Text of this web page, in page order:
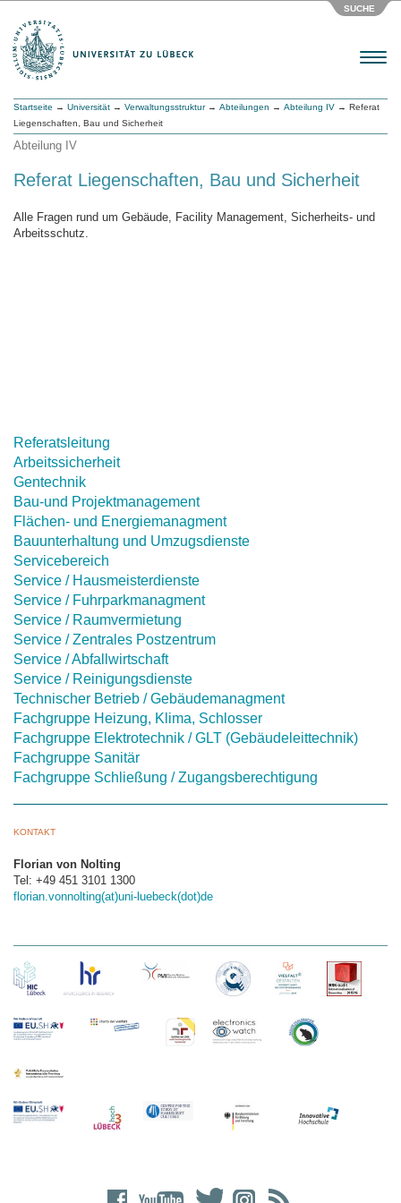
SUCHE
Menu
Startseite → Universität → Verwaltungsstruktur→ Abteilungen → Abteilung IV → Referat
Liegenschaften, Bau und Sicherheit
Abteilung IV
Referat Liegenschaften, Bau und Sicherheit
Alle Fragen rund um Gebäude, Facility Management, Sicherheits- und
Arbeitsschutz.
Referatsleitung
Arbeitssicherheit
Gentechnik
Bau-und Projektmanagement
Flächen- und Energiemanagment
Bauunterhaltung und Umzugsdienste
Servicebereich
Service / Hausmeisterdienste
Service / Fuhrparkmanagment
Service / Raumvermietung
Service / Zentrales Postzentrum
Service / Abfallwirtschaft
Service / Reinigungsdienste
Technischer Betrieb / Gebäudemanagment
Fachgruppe Heizung, Klima, Schlosser
Fachgruppe Elektrotechnik / GLT (Gebäudeleittechnik)
Fachgruppe Sanitär
Fachgruppe Schließung / Zugangsberechtigung
KONTAKT
Florian von Nolting
Tel: +49 451 3101 1300
florian.vonnolting(at)uni-luebeck(dot)de